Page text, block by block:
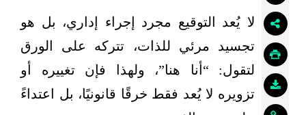
لا يُعد التوقيع مجرد إجراء إداري، بل هو
تجسيد مرئي للذات، تتركه على الورق
لتقول: “أنا هنا”، ولهذا فإن تغييره أو
تزويره لا يُعد فقط خرقًا قانونيًا، بل اعتداءً